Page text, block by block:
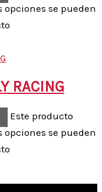
se pueden
RACING
Este producto
se pueden